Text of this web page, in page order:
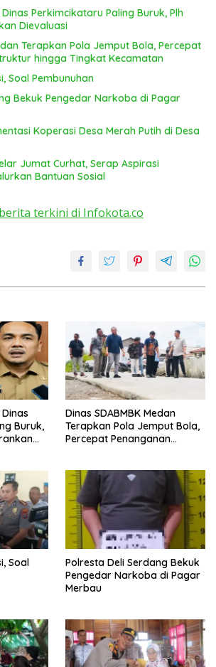
Perkimcikataru Paling Buruk, Plh
Dievaluasi
Terapkan Pola Jemput Bola, Percepat
hingga Tingkat Kecamatan
Soal Pembunuhan
Bekuk Pengedar Narkoba di Pagar
Koperasi Desa Merah Putih di Desa
Jumat Curhat, Serap Aspirasi
Bantuan Sosial
terkini di Infokota.co
Buruk,
Dinas SDABMBK Medan
Terapkan Pola Jemput Bola,
Percepat Penanganan
Soal
Polresta Deli Serdang Bekuk
Pengedar Narkoba di Pagar
Merbau